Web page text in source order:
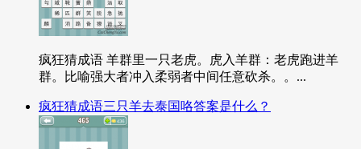
疯狂猜成语 羊群里一只老虎。虎入羊群：老虎跑进羊
群。比喻强大者冲入柔弱者中间任意砍杀。。...
疯狂猜成语三只羊去泰国咯答案是什么？